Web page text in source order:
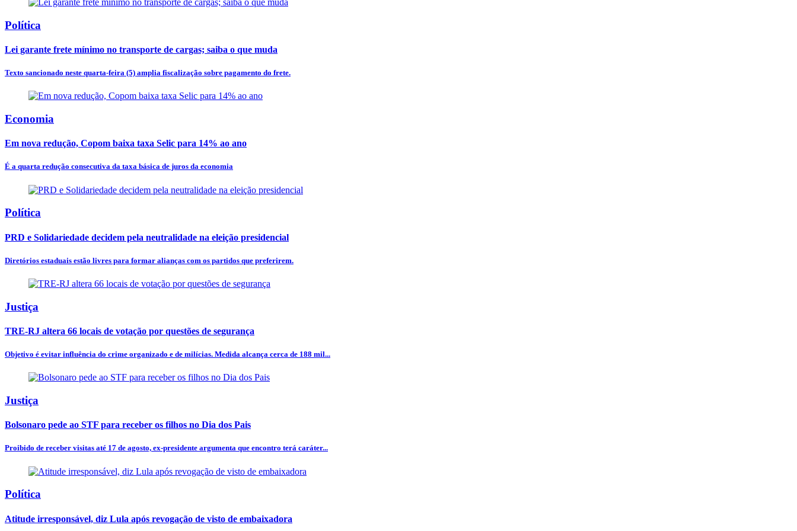
Política
Lei garante frete mínimo no transporte de cargas; saiba o que muda
Texto sancionado neste quarta-feira (5) amplia fiscalização sobre pagamento do frete.
Economia
Em nova redução, Copom baixa taxa Selic para 14% ao ano
É a quarta redução consecutiva da taxa básica de juros da economia
Política
PRD e Solidariedade decidem pela neutralidade na eleição presidencial
Diretórios estaduais estão livres para formar alianças com os partidos que preferirem.
Justiça
TRE-RJ altera 66 locais de votação por questões de segurança
Objetivo é evitar influência do crime organizado e de milícias. Medida alcança cerca de 188 mil...
Justiça
Bolsonaro pede ao STF para receber os filhos no Dia dos Pais
Proibido de receber visitas até 17 de agosto, ex-presidente argumenta que encontro terá caráter...
Política
Atitude irresponsável, diz Lula após revogação de visto de embaixadora